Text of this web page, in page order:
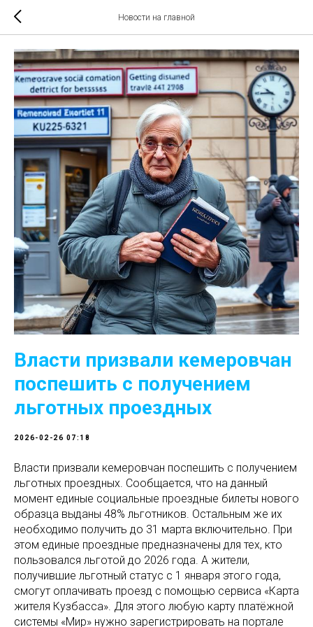
Новости на главной
Власти призвали кемеровчан
поспешить с получением
льготных проездных
2026-02-26 07:18
Власти призвали кемеровчан поспешить с получением
льготных проездных. Сообщается, что на данный
момент единые социальные проездные билеты нового
образца выданы 48% льготников. Остальным же их
необходимо получить до 31 марта включительно. При
этом единые проездные предназначены для тех, кто
пользовался льготой до 2026 года. А жители,
получившие льготный статус с 1 января этого года,
смогут оплачивать проезд с помощью сервиса «Карта
жителя Кузбасса». Для этого любую карту платёжной
системы «Мир» нужно зарегистрировать на портале